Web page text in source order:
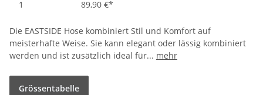
1 89,90 €*
Die EASTSIDE Hose kombiniert Stil und Komfort auf
meisterhafte Weise. Sie kann elegant oder lässig kombiniert
werden und ist zusätzlich ideal für... mehr
Grössentabelle